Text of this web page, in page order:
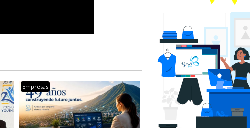
Empresas